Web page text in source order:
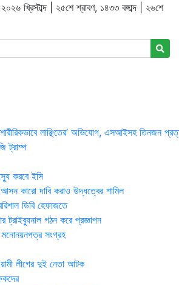
খ্রিস্টাব্দ | ২৫শে শ্রাবণ, ১৪৩৩ বঙ্গাব্দ | ২৬শে
লাঞ্ছিতের’ অভিযোগ, এসআইসহ তিনজন
ট্রাম্প
করবে ইসি
কারো দাবি করাও উদ্ধত্বের শামিল
ডিবি হেফাজতে
ট্রাইব্যুনাল গঠন করে প্রজ্ঞাপন
মনোনয়নপত্র সংগ্রহ
লীগের দুই নেতা আটক